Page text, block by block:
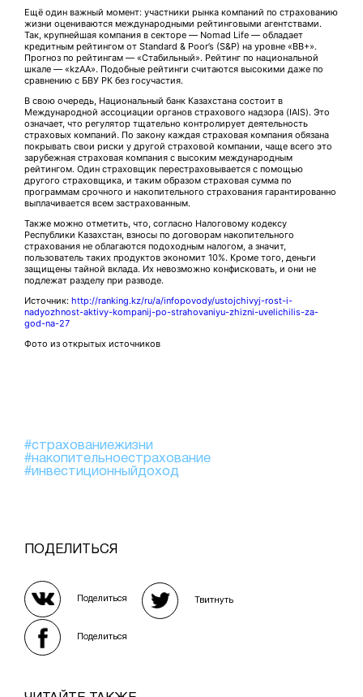
Ещё один важный момент: участники рынка компаний по страхованию
жизни оцениваются международными рейтинговыми агентствами.
Так, крупнейшая компания в секторе — Nomad Life — обладает
кредитным рейтингом от Standard & Poor’s (S&P) на уровне «ВВ+».
Прогноз по рейтингам — «Стабильный». Рейтинг по национальной
шкале — «kzAA». Подобные рейтинги считаются высокими даже по
сравнению с БВУ РК без госучастия.
В свою очередь, Национальный банк Казахстана состоит в
Международной ассоциации органов страхового надзора (IAIS). Это
означает, что регулятор тщательно контролирует деятельность
страховых компаний. По закону каждая страховая компания обязана
покрывать свои риски у другой страховой компании, чаще всего это
зарубежная страховая компания с высоким международным
рейтингом. Один страховщик перестраховывается с помощью
другого страховщика, и таким образом страховая сумма по
программам срочного и накопительного страхования гарантированно
выплачивается всем застрахованным.
Также можно отметить, что, согласно Налоговому кодексу
Республики Казахстан, взносы по договорам накопительного
страхования не облагаются подоходным налогом, а значит,
пользователь таких продуктов экономит 10%. Кроме того, деньги
защищены тайной вклада. Их невозможно конфисковать, и они не
подлежат разделу при разводе.
Источник: http://ranking.kz/ru/a/infopovody/ustojchivyj-rost-i-
nadyozhnost-aktivy-kompanij-po-strahovaniyu-zhizni-uvelichilis-za-
god-na-27
Фото из открытых источников
#страхованиежизни
#накопительноестрахование
#инвестиционныйдоход
ПОДЕЛИТЬСЯ
Поделиться Твитнуть
Поделиться